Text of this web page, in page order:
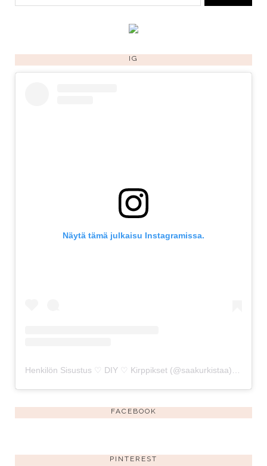
IG
Näytä tämä julkaisu Instagramissa.
FACEBOOK
PINTEREST